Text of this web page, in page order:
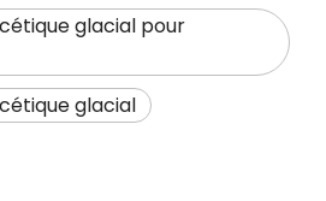
glacial pour
glacial